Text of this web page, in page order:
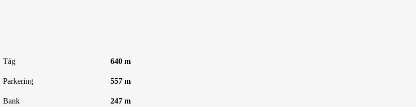
Tåg 640 m
Parkering 557 m
Bank 247 m